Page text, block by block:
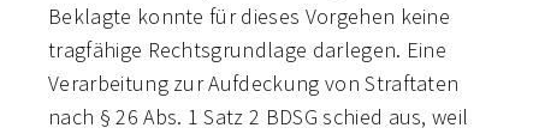
Beklagte konnte für dieses Vorgehen keine
tragfähige Rechtsgrundlage darlegen. Eine
Verarbeitung zur Aufdeckung von Straftaten
nach § 26 Abs. 1 Satz 2 BDSG schied aus, weil